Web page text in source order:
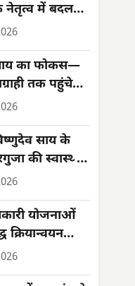
नेतृत्व में बदलती
का फोकस—
तक पहुंचे
का लाभ
साय के
की स्वास्थ्य
नई मजबूती
योजनाओं
क्रियान्वयन
: मुख्यमंत्री